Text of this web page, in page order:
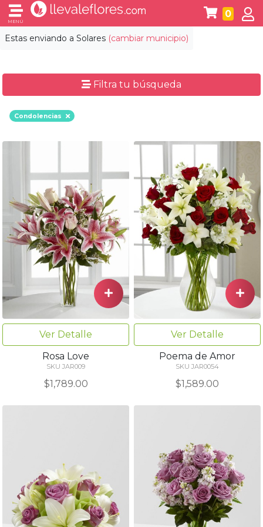
Estas enviando a Solares (cambiar municipio)
MENÚ
0
Filtra tu búsqueda
Condolencias
Ver Detalle
Rosa Love
SKU JAR009
$1,789.00
Ver Detalle
Poema de Amor
SKU JAR0054
$1,589.00